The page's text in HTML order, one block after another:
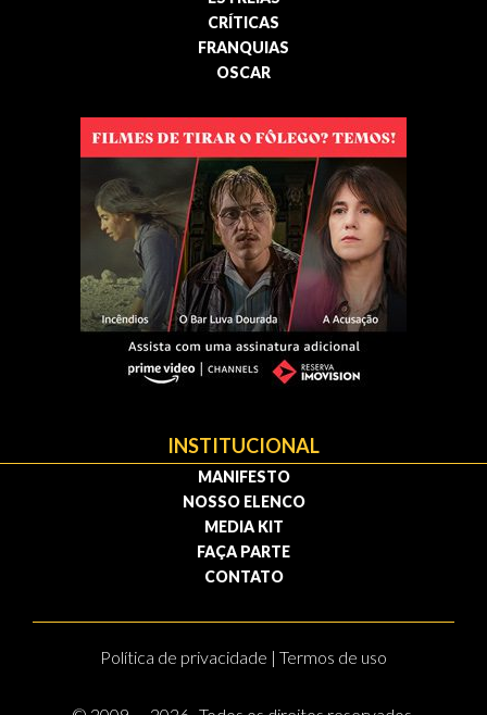
CRÍTICAS
FRANQUIAS
OSCAR
INSTITUCIONAL
MANIFESTO
NOSSO ELENCO
MEDIA KIT
FAÇA PARTE
CONTATO
Política de privacidade | Termos de uso